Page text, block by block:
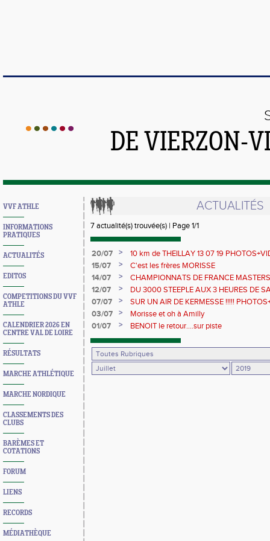
DE VIERZON-
VVF ATHLE
INFORMATIONS
PRATIQUES
ACTUALITÉS
EDITOS
COMPETITIONS DU VVF
ATHLE
CALENDRIER 2026 EN
CENTRE VAL DE LOIRE
RÉSULTATS
MARCHE ATHLÉTIQUE
MARCHE NORDIQUE
CLASSEMENTS DES
CLUBS
BARÈMES ET
COTATIONS
FORUM
LIENS
RECORDS
MÉDIATHÈQUE
ACTUALITÉS
7 actualité(s) trouvée(s) | Page 1/1
20/07 >
10 km de THEILLAY 13 07 19
15/07
>
C'est les frères MORISSE
14/07
>
CHAMPIONNATS DE FRANCE
2019
12/07 >
DU 3000 STEEPLE AUX 3 HEURES DE
07/07
>
SUR UN AIR DE KERMESSE !!!!!
03/07
>
Morisse et oh à Amilly
01/07
> BENOIT le retour....sur piste